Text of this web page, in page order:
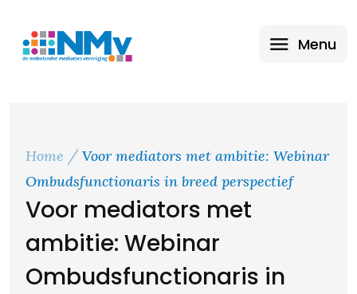
Menu
Home
Voor mediators met ambitie: Webinar
Ombudsfunctionaris in breed perspectief
Voor mediators met
ambitie: Webinar
Ombudsfunctionaris in